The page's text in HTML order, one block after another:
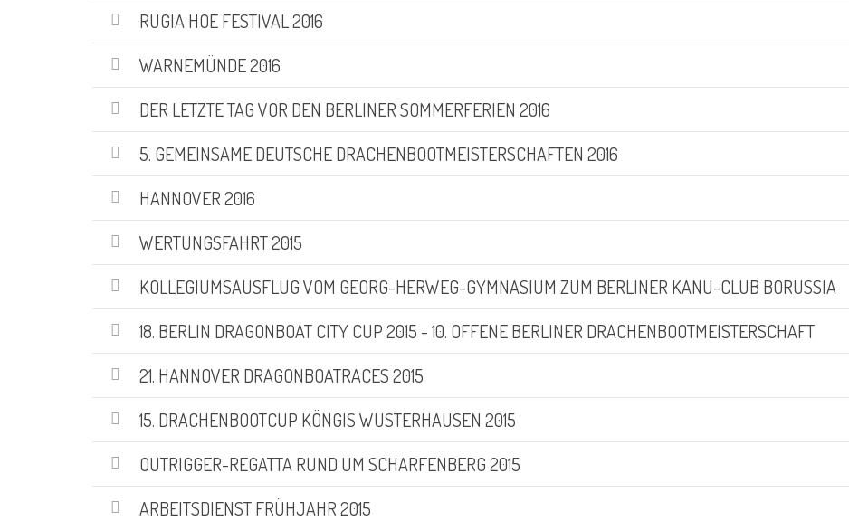
RUGIA HOE FESTIVAL 2016
WARNEMÜNDE 2016
DER LETZTE TAG VOR DEN BERLINER SOMMERFERIEN 2016
5. GEMEINSAME DEUTSCHE DRACHENBOOTMEISTERSCHAFTEN 2016
HANNOVER 2016
WERTUNGSFAHRT 2015
KOLLEGIUMSAUSFLUG VOM GEORG-HERWEG-GYMNASIUM ZUM BERLINER KANU-CLUB BORUSSIA
18. BERLIN DRAGONBOAT CITY CUP 2015 - 10. OFFENE BERLINER DRACHENBOOTMEISTERSCHAFT
21. HANNOVER DRAGONBOATRACES 2015
15. DRACHENBOOTCUP KÖNGIS WUSTERHAUSEN 2015
OUTRIGGER-REGATTA RUND UM SCHARFENBERG 2015
ARBEITSDIENST FRÜHJAHR 2015
KATEGORIEN
Abteilungen(5)